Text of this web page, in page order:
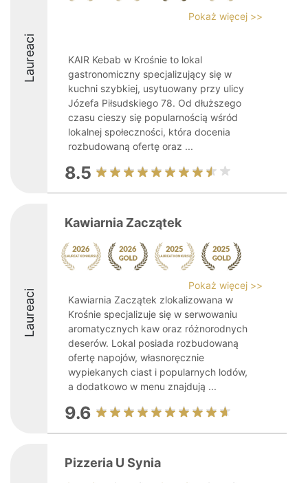
Laureaci
Pokaż więcej >>
KAIR Kebab w Krośnie to lokal
gastronomiczny specjalizujący się w
kuchni szybkiej, usytuowany przy ulicy
Józefa Piłsudskiego 78. Od dłuższego
czasu cieszy się popularnością wśród
lokalnej społeczności, która docenia
rozbudowaną ofertę oraz ...
8.5
Laureaci
Kawiarnia Zaczątek
Pokaż więcej >>
Kawiarnia Zaczątek zlokalizowana w
Krośnie specjalizuje się w serwowaniu
aromatycznych kaw oraz różnorodnych
deserów. Lokal posiada rozbudowaną
ofertę napojów, własnoręcznie
wypiekanych ciast i popularnych lodów,
a dodatkowo w menu znajdują ...
9.6
Pizzeria U Synia